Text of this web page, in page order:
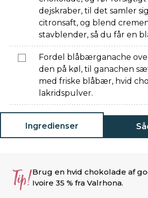
dejskraber, til det samler
citronsaft, og blend
stavblender, så du får en
Fordel blåbærganache
den på køl, til ganachen
med friske blåbær, hvid
lakridspulver.
Ingredienser
Tip!Brug en hvid chokolade af
Ivoire 35 % fra Valrhona.